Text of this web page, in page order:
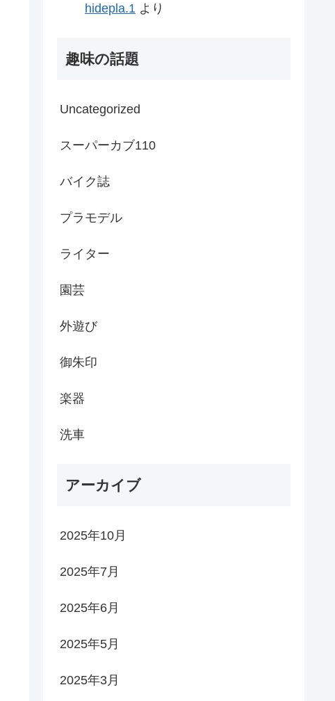
hidepla.1 より
趣味の話題
Uncategorized
スーパーカブ110
バイク誌
プラモデル
ライター
園芸
外遊び
御朱印
楽器
洗車
アーカイブ
2025年10月
2025年7月
2025年6月
2025年5月
2025年3月